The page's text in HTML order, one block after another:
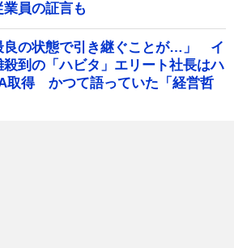
員の証言も
良の状態で引き継ぐことが…」 イ
到の「ハビタ」エリート社長はハ
取得 かつて語っていた「経営哲